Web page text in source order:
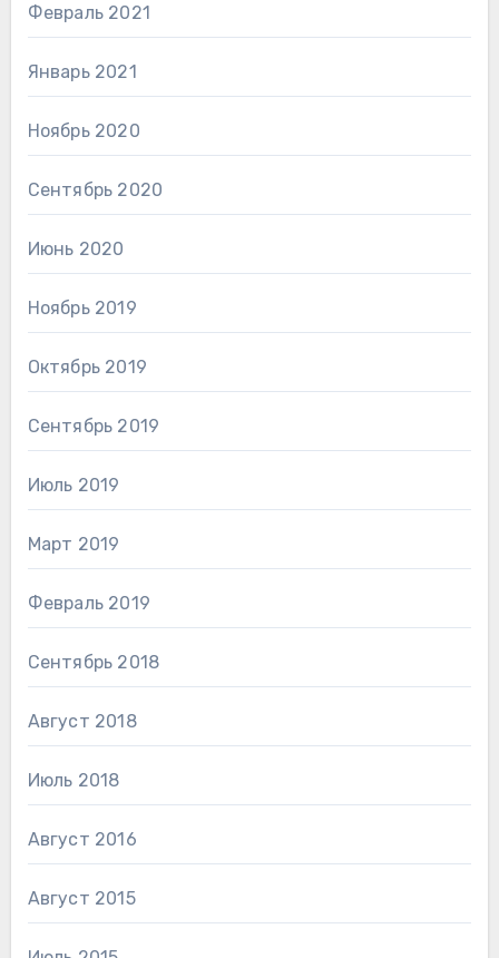
Февраль 2021
Январь 2021
Ноябрь 2020
Сентябрь 2020
Июнь 2020
Ноябрь 2019
Октябрь 2019
Сентябрь 2019
Июль 2019
Март 2019
Февраль 2019
Сентябрь 2018
Август 2018
Июль 2018
Август 2016
Август 2015